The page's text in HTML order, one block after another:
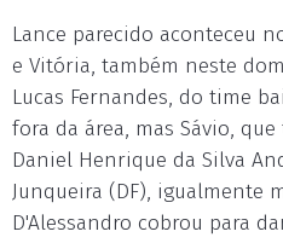
Lance parecido aconteceu
e Vitória, também neste
Lucas Fernandes, do time
fora da área, mas Sávio,
Daniel Henrique da Silva
Junqueira (DF), igualmente
D'Alessandro cobrou para